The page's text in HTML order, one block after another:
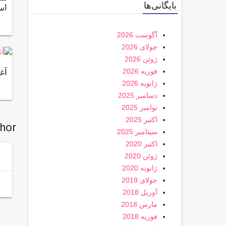
آغاز
بایگانی‌ها
آگوست 2026
جولای 2026
ژوئن 2026
فوریه 2026
ژانویه 2026
دسامبر 2025
نوامبر 2025
اکتبر 2025
سپتامبر 2025
اکتبر 2020
ژوئن 2020
ژانویه 2020
جولای 2019
آوریل 2018
مارس 2018
فوریه 2018